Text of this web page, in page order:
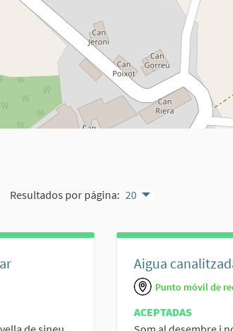
Resultados por página: 20
Aigua
Punto móvil de
ACEPTADAS